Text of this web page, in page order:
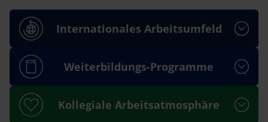
Internationales Arbeitsumfeld
Weiterbildungs-Programme
Kollegiale Arbeitsatmosphäre